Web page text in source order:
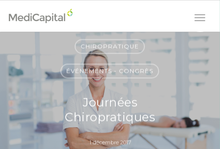
CHIROPRATIQUE
ÉVÉNEMENTS - CONGRÈS
Journées
Chiropratiques
1 décembre 2017